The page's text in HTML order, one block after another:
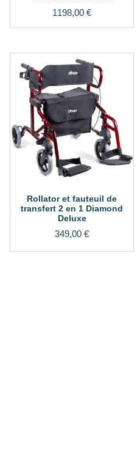
1198,00 €
Rollator et fauteuil de
transfert 2 en 1 Diamond
Deluxe
349,00 €